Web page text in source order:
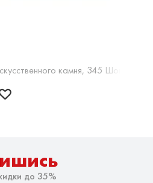
камня, 345 Шоколад
до 35%